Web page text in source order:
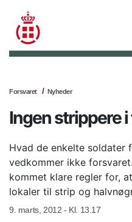
Forsvaret Nyheder
Ingen strippere
Hvad de enkelte soldater
vedkommer ikke
kommet klare regler for,
lokaler til strip og
9. marts, 2012 - Kl. 13.17